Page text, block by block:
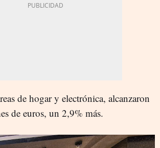
de hogar y electrónica, alcanzaron
de euros, un 2,9% más.